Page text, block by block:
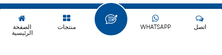
حقوق النشر © 2026 Xiamen Acey New Energy Technology Co.,Ltd.
كل الحقوق محفوظة.
الصفحة
الرئيسية
منتجات اتصل WHATSAPP